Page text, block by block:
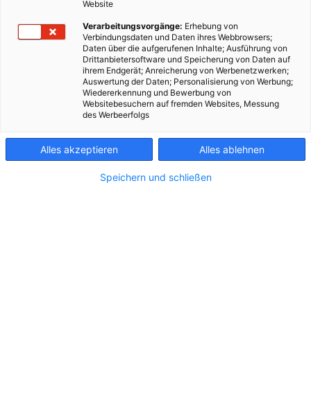
Website
Verarbeitungsvorgänge: Erhebung von
Verbindungsdaten und Daten ihres Webbrowsers;
Daten über die aufgerufenen Inhalte; Ausführung von
Drittanbietersoftware und Speicherung von Daten auf
ihrem Endgerät; Anreicherung von Werbenetzwerken;
Auswertung der Daten; Personalisierung von Werbung;
Wiedererkennung und Bewerbung von
Websitebesuchern auf fremden Websites, Messung
des Werbeerfolgs
Alles akzeptieren Alles ablehnen
Speichern und schließen